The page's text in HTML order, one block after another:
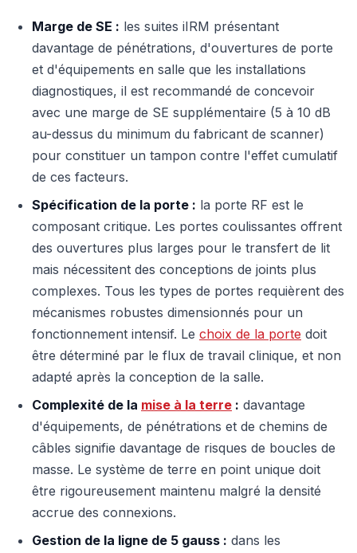
Marge de SE : les suites iIRM présentant
davantage de pénétrations, d'ouvertures de porte
et d'équipements en salle que les installations
diagnostiques, il est recommandé de concevoir
avec une marge de SE supplémentaire (5 à 10 dB
au-dessus du minimum du fabricant de scanner)
pour constituer un tampon contre l'effet cumulatif
de ces facteurs.
Spécification de la porte : la porte RF est le
composant critique. Les portes coulissantes offrent
des ouvertures plus larges pour le transfert de lit
mais nécessitent des conceptions de joints plus
complexes. Tous les types de portes requièrent des
mécanismes robustes dimensionnés pour un
fonctionnement intensif. Le choix de la porte doit
être déterminé par le flux de travail clinique, et non
adapté après la conception de la salle.
Complexité de la mise à la terre : davantage
d'équipements, de pénétrations et de chemins de
câbles signifie davantage de risques de boucles de
masse. Le système de terre en point unique doit
être rigoureusement maintenu malgré la densité
accrue des connexions.
Gestion de la ligne de 5 gauss : dans les